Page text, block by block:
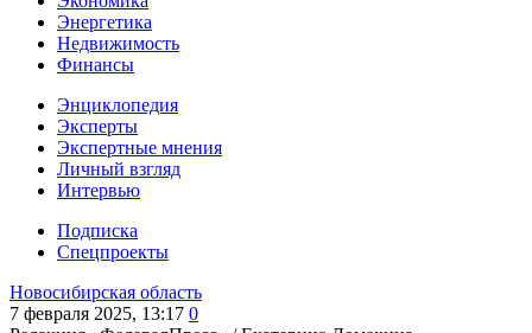
Энергетика
Недвижимость
Финансы
Энциклопедия
Эксперты
Экспертные мнения
Личный взгляд
Интервью
Подписка
Спецпроекты
Новосибирская область
7 февраля 2025, 13:17 0